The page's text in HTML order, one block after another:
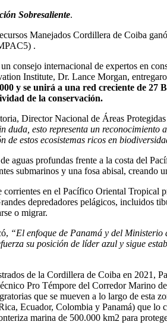
Sobresaliente.
Manejados Cordillera de Coiba
.
consejo internacional de expertos en
Institute, Dr. Lance Morgan,
y se unirá a una red creciente de 27
de la conservación.
Director Nacional de Áreas
esto representa un
estos ecosistemas ricos en
aguas profundas frente a la costa del
submarinos y una fosa abisal,
en el Pacífico Oriental
depredadores pelágicos, incluidos
o migrar.
“El enfoque de Panamá y del Ministerio
su posición de líder azul y sigue
de la Cordillera de Coiba en 2021,
Pro Témpore del Corredor
que se mueven a lo largo de
Ecuador, Colombia y Panamá) que
marina de 500.000 km2 para